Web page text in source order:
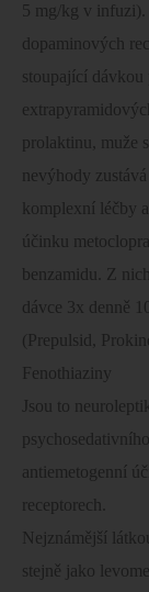
5 mg/kg v
dopaminových
stoupající dávkou
prolaktinu, muže
nevýhody
komplexní léčby
účinku
benzamidu. Z
dávce 3x denně
(Prepulsid,
Fenothiaziny
Jsou to
antiemetogenní
receptorech.
Nejznámější
stejně jako